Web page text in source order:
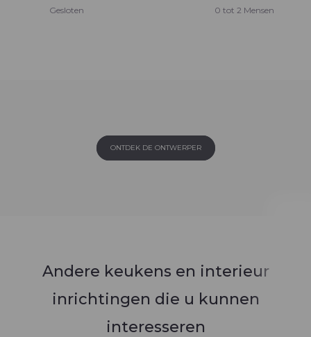
Gesloten 0 tot 2 Mensen
ONTDEK DE ONTWERPER
Andere keukens en interieur
inrichtingen die u kunnen
interesseren